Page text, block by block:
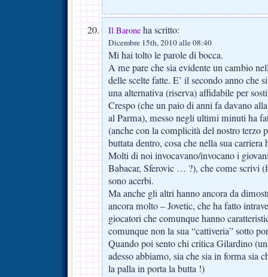
Il Barone ha scritto:
Dicembre 15th, 2010 alle 08:40
Mi hai tolto le parole di bocca.
A me pare che sia evidente un cambio
delle scelte fatte. E’ il secondo anno che
una alternativa (riserva) affidabile per
Crespo (che un paio di anni fa davano
al Parma), messo negli ultimi minuti ha
(anche con la complicità del nostro terzo
buttata dentro, cosa che nella sua carriera
Molti di noi invocavano/invocano i
Babacar, Sferovic … ?), che come scrivi
sono acerbi.
Ma anche gli altri hanno ancora da
ancora molto – Jovetic, che ha fatto
giocatori che comunque hanno
comunque non la sua “cattiveria” sotto
Quando poi sento chi critica Gilardino
adesso abbiamo, sia che sia in forma sia
la palla in porta la butta !)